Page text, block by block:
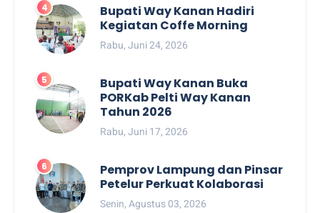
Bupati Way Kanan Hadiri
Kegiatan Coffe Morning
Rabu, Juni 24, 2026
Bupati Way Kanan Buka
PORKab Pelti Way Kanan
Tahun 2026
Rabu, Juni 17, 2026
Pemprov Lampung dan Pinsar
Petelur Perkuat Kolaborasi
Senin, Agustus 03, 2026